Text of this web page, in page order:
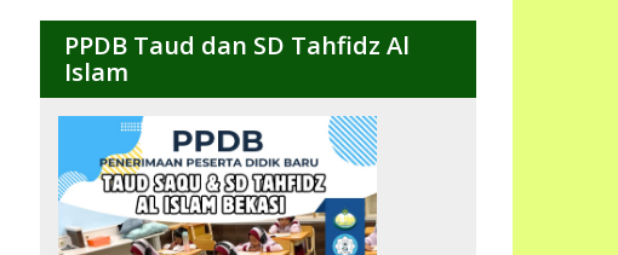
PPDB Taud dan SD Tahfidz Al
Islam